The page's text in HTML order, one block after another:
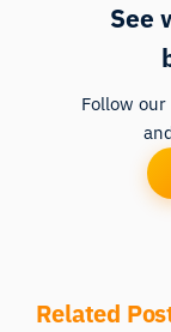
See
Follow
Related